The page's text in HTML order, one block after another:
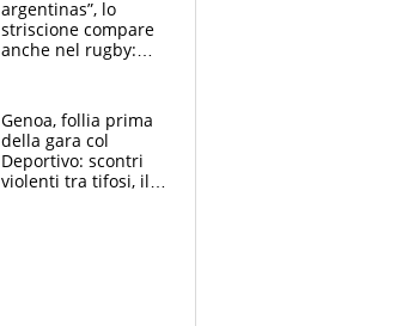
argentinas”, lo
striscione compare
anche nel rugby:
un caso
Genoa, follia prima
della gara col
Deportivo: scontri
violenti tra tifosi, il